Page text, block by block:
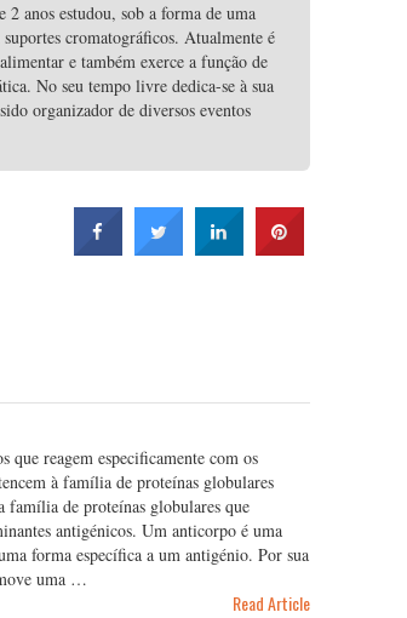
anos estudou, sob a forma de uma
cromatográficos. Atualmente é
e também exerce a função de
No seu tempo livre dedica-se à sua
organizador de diversos eventos
que reagem especificamente com os
à família de proteínas globulares
família de proteínas globulares que
antigénicos. Um anticorpo é uma
forma específica a um antigénio. Por sua
uma …
Read Article